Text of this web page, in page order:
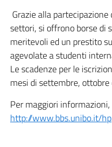
Grazie alla
settori, si offrono borse di
meritevoli ed un prestito
agevolate a studenti
Le scadenze per le
mesi di settembre,
Per maggiori
http://www.bbs.unibo.it/hp